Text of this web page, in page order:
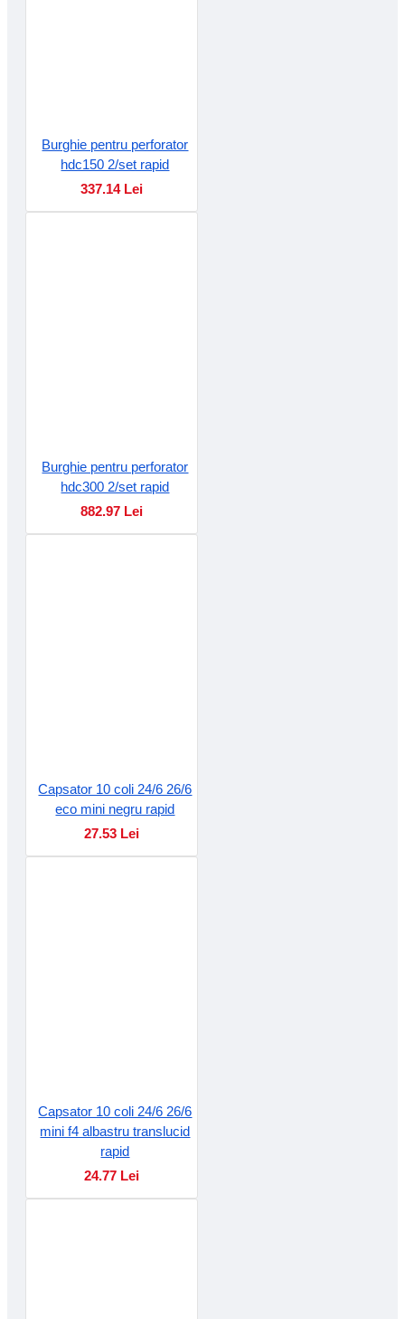
Burghie pentru perforator
hdc150 2/set rapid
337.14 Lei
Burghie pentru perforator
hdc300 2/set rapid
882.97 Lei
Capsator 10 coli 24/6 26/6
eco mini negru rapid
27.53 Lei
Capsator 10 coli 24/6 26/6
mini f4 albastru translucid
rapid
24.77 Lei